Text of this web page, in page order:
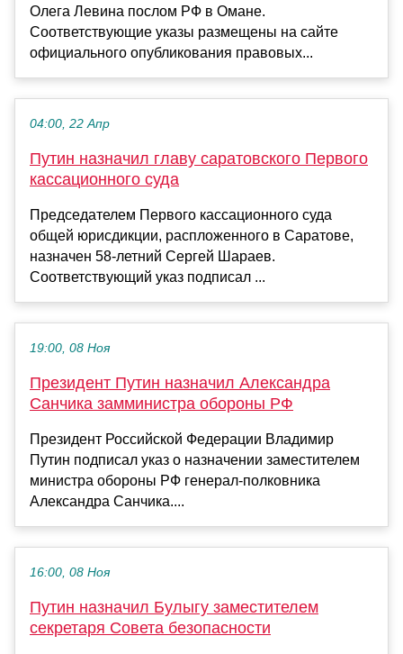
Олега Левина послом РФ в Омане.
Соответствующие указы размещены на сайте
официального опубликования правовых...
04:00, 22 Апр
Путин назначил главу саратовского Первого
кассационного суда
Председателем Первого кассационного суда
общей юрисдикции, распложенного в Саратове,
назначен 58-летний Сергей Шараев.
Соответствующий указ подписал ...
19:00, 08 Ноя
Президент Путин назначил Александра
Санчика замминистра обороны РФ
Президент Российской Федерации Владимир
Путин подписал указ о назначении заместителем
министра обороны РФ генерал-полковника
Александра Санчика....
16:00, 08 Ноя
Путин назначил Булыгу заместителем
секретаря Совета безопасности